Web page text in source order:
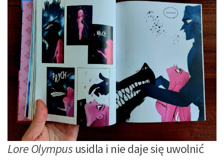
Lore Olympus usidla i nie daje się uwolnić